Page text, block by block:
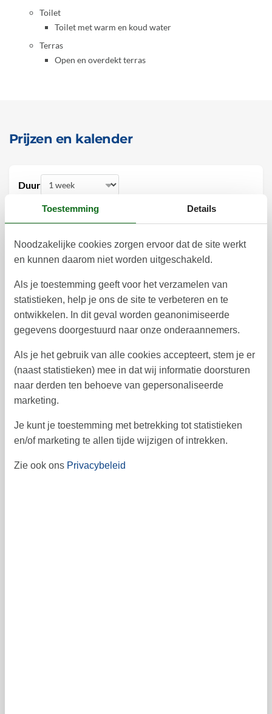
Toilet
Toilet met warm en koud water
Terras
Open en overdekt terras
Prijzen en kalender
Duur
augustus 2026
31 1
3 4 5 6 7 8 9
33 10 12 13 15 16
34 17 18 19 20 21 22 23
35
36
31
september 2026
ma wo
Toestemming Details
Noodzakelijke cookies zorgen ervoor dat de site werkt
en kunnen daarom niet worden uitgeschakeld.
Als je toestemming geeft voor het verzamelen van
statistieken, help je ons de site te verbeteren en te
ontwikkelen. In dit geval worden geanonimiseerde
gegevens doorgestuurd naar onze onderaannemers.
Als je het gebruik van alle cookies accepteert, stem je er
(naast statistieken) mee in dat wij informatie doorsturen
naar derden ten behoeve van gepersonaliseerde
marketing.
Je kunt je toestemming met betrekking tot statistieken
en/of marketing te allen tijde wijzigen of intrekken.
Zie ook ons Privacybeleid